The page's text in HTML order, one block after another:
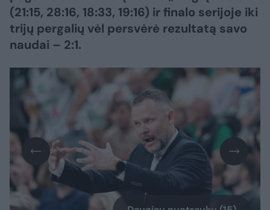
(21:15, 28:16, 18:33, 19:16) ir finalo serijoje iki
trijų pergalių vėl persvėrė rezultatą savo
naudai – 2:1.